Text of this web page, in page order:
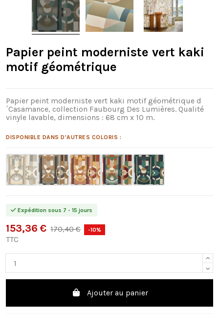
Papier peint moderniste vert kaki
motif géométrique
Papier peint moderniste vert kaki motif géométrique d
´Casamance, collection Faubourg Des Lumières. Qualité
vinyle lavable, dimensions : 68 cm x 10 m.
DISPONIBLE DANS D'AUTRES COLORIS :
Expédition sous 7 - 15 jours
153,36 € 170,40 € -10%
TTC
Ajouter au panier